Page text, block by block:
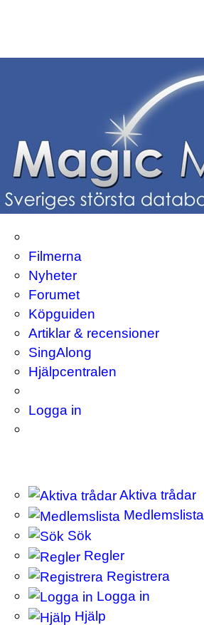
Filmerna
Nyheter
Forumet
Köpguiden
Artiklar & recensioner
SingAlong
Hjälpcentralen
Logga in
Aktiva trådar
Medlemslista
Sök
Regler
Registrera
Logga in
Hjälp